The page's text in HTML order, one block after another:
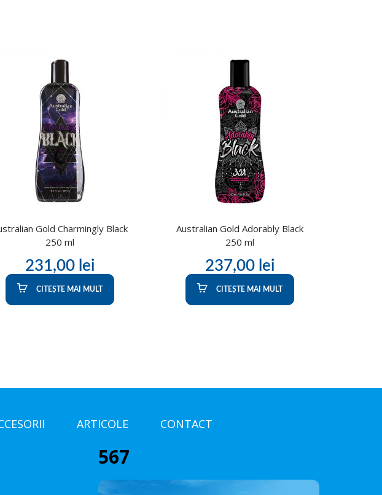
Gold Charmingly Black
250 ml
231,00 lei
CITEȘTE MAI MULT
Australian Gold Adorably Black
250 ml
237,00 lei
CITEȘTE MAI MULT
ARTICOLE CONTACT
567